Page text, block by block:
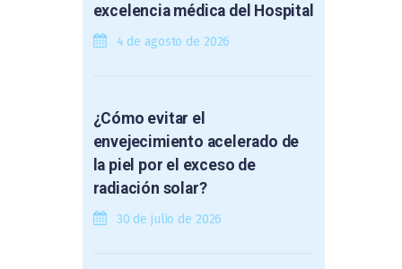
excelencia médica del Hospital
4 de agosto de 2026
¿Cómo evitar el
envejecimiento acelerado de
la piel por el exceso de
radiación solar?
30 de julio de 2026